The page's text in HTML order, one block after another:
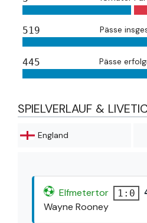
519 Pässe
445 Pässe
SPIELVERLAUF &
England
Elfmetertor 1:0
Wayne Rooney